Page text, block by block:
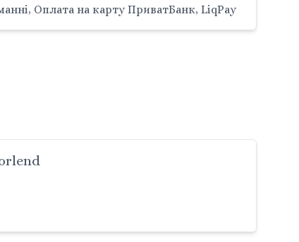
Оплата на карту ПриватБанк, LiqPay